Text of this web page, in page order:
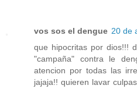
vos sos el dengue 20 de
que hipocritas por dios!!!
"campaña" contra le
atencion por todas las
jajaja!! quieren lavar